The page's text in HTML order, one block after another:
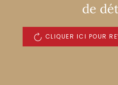
de
CLIQUER ICI POUR